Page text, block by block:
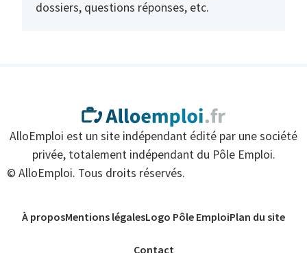
dossiers, questions réponses, etc.
AlloEmploi est un site indépendant édité par une société
privée, totalement indépendant du Pôle Emploi.
© AlloEmploi. Tous droits réservés.
À proposMentions légalesLogo Pôle EmploiPlan du site
Contact